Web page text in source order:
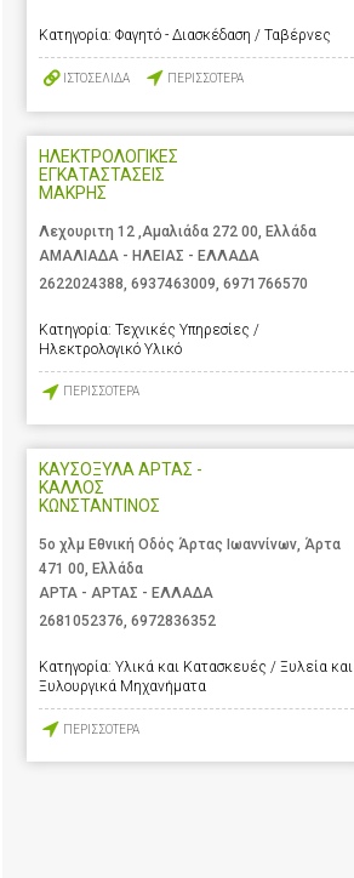
Κατηγορία: Φαγητό - Διασκέδαση / Ταβέρνες
ΙΣΤΟΣΕΛΙΔΑ ΠΕΡΙΣΣΟΤΕΡΑ
ΗΛΕΚΤΡΟΛΟΓΙΚΕΣ
ΕΓΚΑΤΑΣΤΑΣΕΙΣ
ΜΑΚΡΗΣ
Λεχουριτη 12 ,Αμαλιάδα 272 00, Ελλάδα
ΑΜΑΛΙΑΔΑ - ΗΛΕΙΑΣ - ΕΛΛΑΔΑ
2622024388 6937463009 6971766570
Κατηγορία: Τεχνικές Υπηρεσίες /
Ηλεκτρολογικό Υλικό
ΠΕΡΙΣΣΟΤΕΡΑ
ΚΑΥΣΟΞΥΛΑ ΑΡΤΑΣ -
ΚΑΛΛΟΣ
ΚΩΝΣΤΑΝΤΙΝΟΣ
5ο χλμ Εθνική Οδός Άρτας Ιωαννίνων, Άρτα
471 00, Ελλάδα
ΑΡΤΑ - ΑΡΤΑΣ - ΕΛΛΑΔΑ
2681052376, 6972836352
Κατηγορία: Υλικά και Κατασκευές / Ξυλεία και
Ξυλουργικά Μηχανήματα
ΠΕΡΙΣΣΟΤΕΡΑ